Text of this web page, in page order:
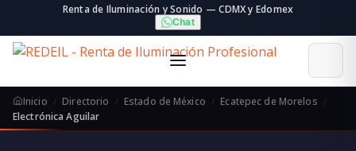
Renta de Iluminación y Sonido — CDMX y Edomex
Chat
Inicio Directorio Estado de México
Ecatepec de Morelos
Electrónica Aguilar